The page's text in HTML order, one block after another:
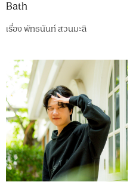
Bath
เรื่องพัทธนันท์ สวนมะลิ